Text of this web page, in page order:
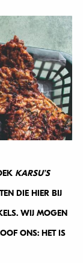
KARSU’S
DIE HIER BIJ
WIJ MOGEN
ONS: HET IS